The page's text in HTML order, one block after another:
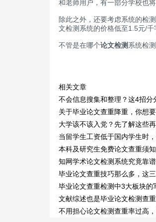
和老师用户，有一部分学校也
除此之外，还要考虑系统的检
文检测系统的价格低至1.5元/千
不管是在哪个论文检测系统检
相关文章
不会信息搜集和整理？这4招分
关于毕业论文查重降重，你想
大学该不该入党？先了解这些
当留学生工资低于国内学生时
本科及研究生免费论文查重须知
知网学术论文检测系统究竟靠
毕业论文查重技巧那么多，这
毕业论文查重检测中3大板块的
文献综述也是毕业论文检测查
不用担心论文检测查重率过高